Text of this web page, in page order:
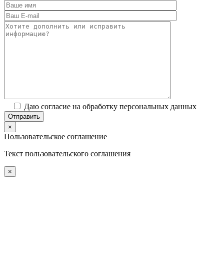
Даю согласие на обработку персональных данных
×
Пользовательское соглашение
Текст пользовательского соглашения
×